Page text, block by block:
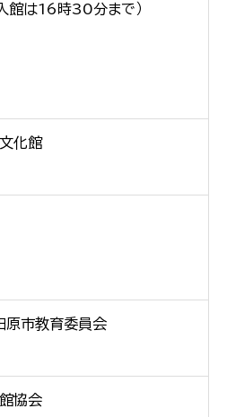
館は16時30分まで）
化館
原市教育委員会
協会